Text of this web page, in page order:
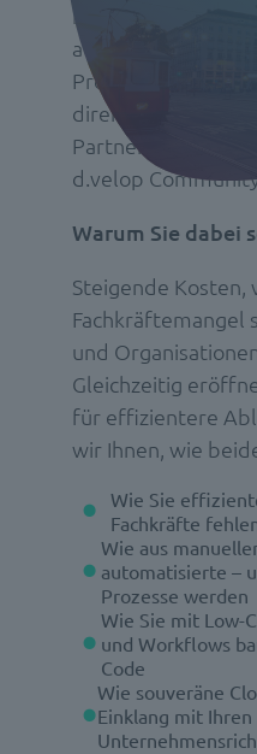
konkreten
auf KI-Agenten und
direkten Austausch
Partnern und
d.velop
Warum Sie dabei
Steigende
Fachkräftemangel
und
Gleichzeitig
für effizientere
wir Ihnen, wie
Wie Sie
Fachkräfte
Wie aus
automatisierte –
Prozesse werden
Wie Sie mit Low-
und Workflows
Code
Wie souveräne
Einklang mit Ihren